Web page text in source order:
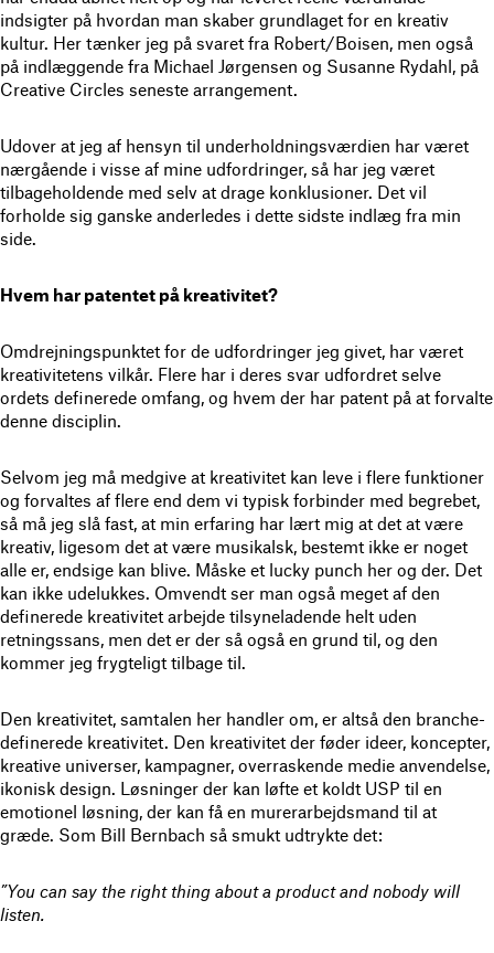
indsigter på hvordan man skaber grundlaget for en kreativ
kultur. Her tænker jeg på svaret fra Robert/Boisen, men også
på indlæggende fra Michael Jørgensen og Susanne Rydahl, på
Creative Circles seneste arrangement.
Udover at jeg af hensyn til underholdningsværdien har været
nærgående i visse af mine udfordringer, så har jeg været
tilbageholdende med selv at drage konklusioner. Det vil
forholde sig ganske anderledes i dette sidste indlæg fra min
side.
Hvem har patentet på kreativitet?
Omdrejningspunktet for de udfordringer jeg givet, har været
kreativitetens vilkår. Flere har i deres svar udfordret selve
ordets definerede omfang, og hvem der har patent på at forvalte
denne disciplin.
Selvom jeg må medgive at kreativitet kan leve i flere funktioner
og forvaltes af flere end dem vi typisk forbinder med begrebet,
så må jeg slå fast, at min erfaring har lært mig at det at være
kreativ, ligesom det at være musikalsk, bestemt ikke er noget
alle er, endsige kan blive. Måske et lucky punch her og der. Det
kan ikke udelukkes. Omvendt ser man også meget af den
definerede kreativitet arbejde tilsyneladende helt uden
retningssans, men det er der så også en grund til, og den
kommer jeg frygteligt tilbage til.
Den kreativitet, samtalen her handler om, er altså den branche-
definerede kreativitet. Den kreativitet der føder ideer, koncepter,
kreative universer, kampagner, overraskende medie anvendelse,
ikonisk design. Løsninger der kan løfte et koldt USP til en
emotionel løsning, der kan få en murerarbejdsmand til at
græde. Som Bill Bernbach så smukt udtrykte det:
”You can say the right thing about a product and nobody will
listen.